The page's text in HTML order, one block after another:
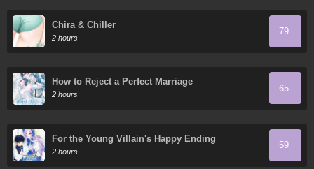
Chira & Chiller
2 hours
79
How to Reject a Perfect Marriage
2 hours
65
For the Young Villain's Happy Ending
2 hours
59